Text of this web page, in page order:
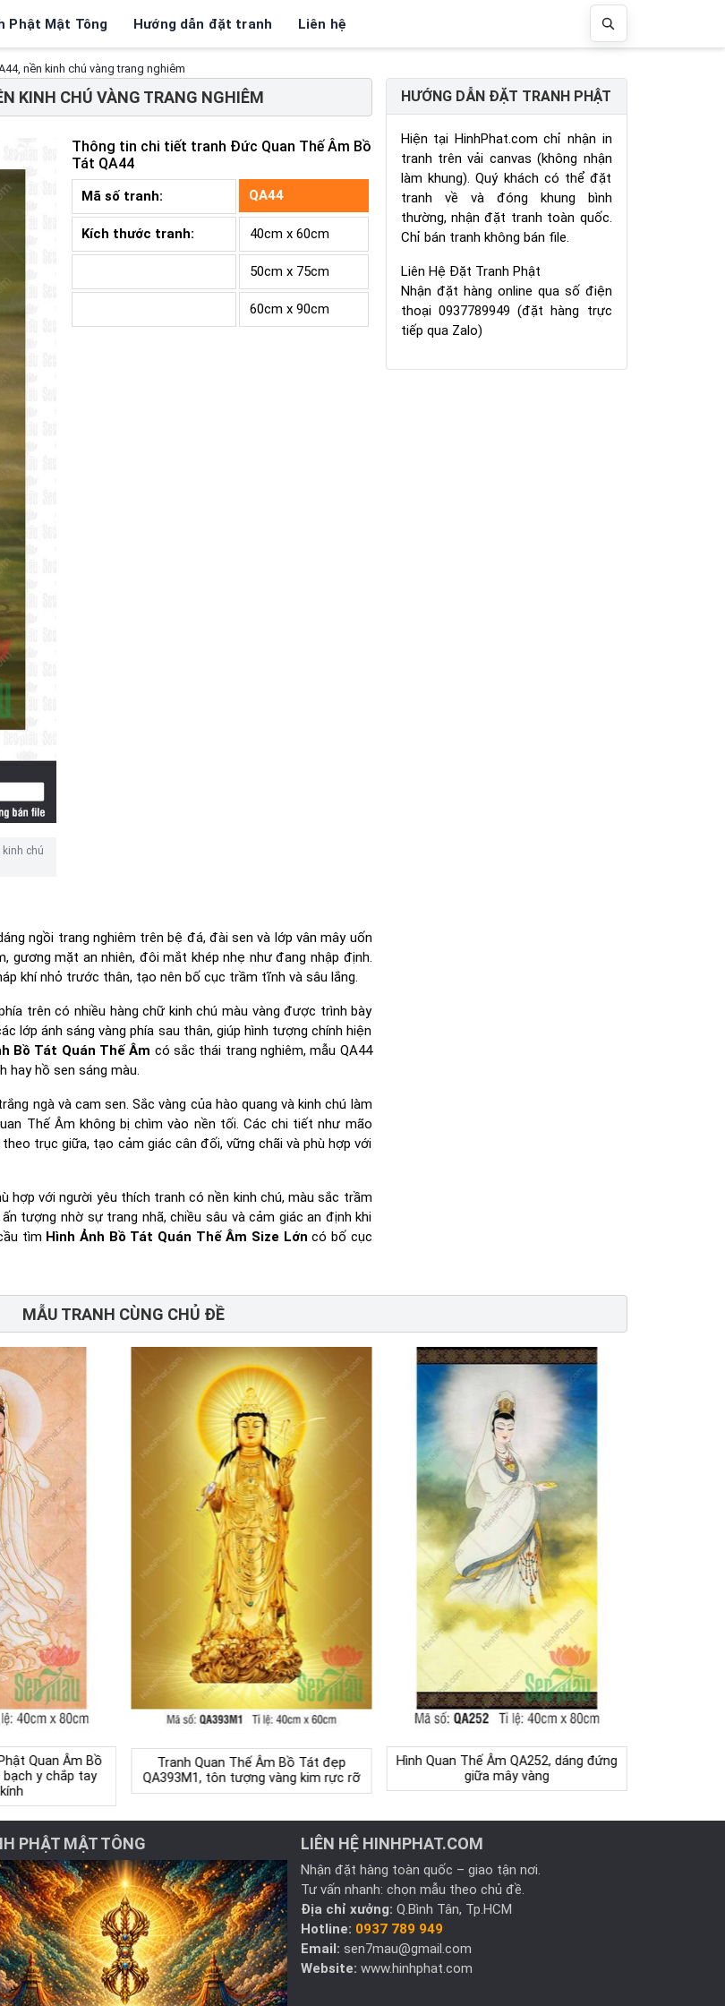
Phật Mật Tông Hướng dẫn đặt tranh Liên hệ
nền kinh chú vàng trang nghiêm
KINH CHÚ VÀNG TRANG NGHIÊM
chú
Thông tin chi tiết tranh Đức Quan Thế Âm Bồ
Tát QA44
Mã số tranh: QA44
Kích thước tranh: 40cm x 60cm
50cm x 75cm
60cm x 90cm
ngồi trang nghiêm trên bệ đá, đài sen và lớp vân mây uốn
gương mặt an nhiên, đôi mắt khép nhẹ như đang nhập định.
khí nhỏ trước thân, tạo nên bố cục trầm tĩnh và sâu lắng.
trên có nhiều hàng chữ kinh chú màu vàng được trình bày
lớp ánh sáng vàng phía sau thân, giúp hình tượng chính hiện
Bồ Tát Quán Thế Âm có sắc thái trang nghiêm, mẫu QA44
hay hồ sen sáng màu.
ngà và cam sen. Sắc vàng của hào quang và kinh chú làm
Thế Âm không bị chìm vào nền tối. Các chi tiết như mão
trục giữa, tạo cảm giác cân đối, vững chãi và phù hợp với
hợp với người yêu thích tranh có nền kinh chú, màu sắc trầm
tượng nhờ sự trang nhã, chiều sâu và cảm giác an định khi
tìm Hình Ảnh Bồ Tát Quán Thế Âm Size Lớn có bố cục
HƯỚNG DẪN ĐẶT TRANH PHẬT
Hiện tại HinhPhat.com chỉ nhận in
tranh trên vải canvas (không nhận
làm khung). Quý khách có thể đặt
tranh về và đóng khung bình
thường, nhận đặt tranh toàn quốc.
Chỉ bán tranh không bán file.
Liên Hệ Đặt Tranh Phật
Nhận đặt hàng online qua số điện
thoại 0937789949 (đặt hàng trực
tiếp qua Zalo)
MẪU TRANH CÙNG CHỦ ĐỀ
Quan Âm Bồ
y chắp tay
Tranh Quan Thế Âm Bồ Tát đẹp
QA393M1, tôn tượng vàng kim rực rỡ
Hình Quan Thế Âm QA252, dáng đứng
giữa mây vàng
PHẬT MẬT TÔNG LIÊN HỆ HINHPHAT.COM
Nhận đặt hàng toàn quốc – giao tận nơi.
Tư vấn nhanh: chọn mẫu theo chủ đề.
Địa chỉ xưởng: Q.Bình Tân, Tp.HCM
Hotline: 0937 789 949
Email: sen7mau@gmail.com
Website: www.hinhphat.com